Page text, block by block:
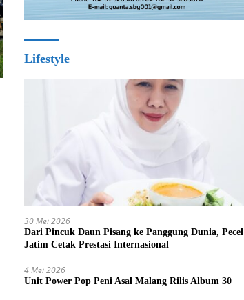
Lifestyle
30 Mei 2026
Dari Pincuk Daun Pisang ke Panggung Dunia, Pecel
Jatim Cetak Prestasi Internasional
4 Mei 2026
Unit Power Pop Peni Asal Malang Rilis Album 30